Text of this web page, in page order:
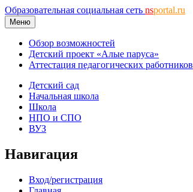
Образовательная социальная сеть nsportal.ru
Меню
Обзор возможностей
Детский проект «Алые паруса»
Аттестация педагогических работников
Детский сад
Начальная школа
Школа
НПО и СПО
ВУЗ
Навигация
Вход/регистрация